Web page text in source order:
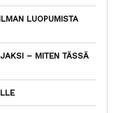
LUOPUMISTA
– MITEN TÄSSÄ